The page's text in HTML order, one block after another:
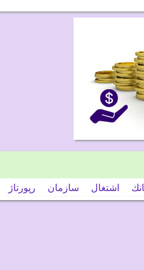
اشتغال سازمان رپورتاژ